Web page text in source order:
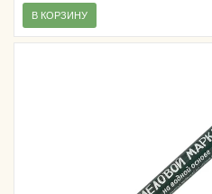
В КОРЗИНУ